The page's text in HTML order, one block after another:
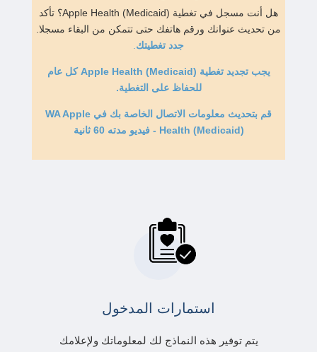
هل أنت مسجل في تغطية Apple Health (Medicaid)؟ تأكد
من تحديث عنوانك ورقم هاتفك حتى تتمكن من البقاء مسجلا.
جدد تغطيتك
يجب تجديد تغطية Apple Health (Medicaid) كل عام
للحفاظ على التغطية.
قم بتحديث معلومات الاتصال الخاصة بك في WA Apple
Health (Medicaid) - فيديو مدته 60 ثانية
استمارات المدخول
يتم توفير هذه النماذج لك لمعلوماتك ولإعلامك